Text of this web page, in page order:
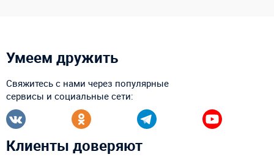
Умеем дружить
Свяжитесь с нами через популярные
сервисы и социальные сети:
Клиенты доверяют